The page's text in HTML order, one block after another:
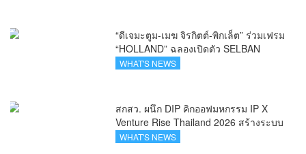
“ดีเจมะตูม-เมฆ จิรกิตต์-พิกเล็ต” ร่วมเฟรม
“HOLLAND” ฉลองเปิดตัว SELBAN
แบรนด์แฟชั่นครีเอทีฟ เชื่อมคัลเจอร์ไทย-
WHAT'S NEWS
สกสว. ผนึก DIP คิกออฟมหกรรม IP X
Venture Rise Thailand 2026 สร้างระบบ
นิเวศเชื่อมทรัพย์สินทางปัญญาผ่าน
WHAT'S NEWS